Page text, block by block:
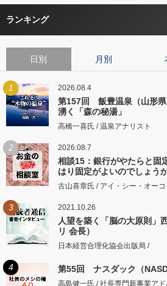
ランキング
日別 月別
1 2026.08.4
第157回 飯豊温泉（山形
湧く「森の秘湯」
高橋一喜氏 / 温泉アナリスト
2 2026.08.7
相談15：銀行がやたらと固
はり固定がよいのでしょう
古山喜章氏 / アイ・シー・オー
3 2021.10.26
人望を築く「脳の大原則」
リ 会長）
日本経営合理化協会出版局 /
4 第55回 ナスダック（
高島健一氏 / 社長専門新事業ア